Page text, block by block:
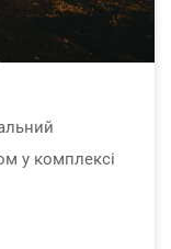
у комплексі